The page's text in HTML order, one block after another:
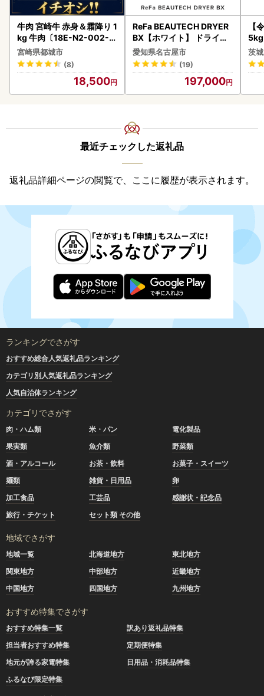
牛肉 宮崎牛 赤身＆霜降り 1
kg 牛肉〔18E-N2-002-1
kg-S4A6-CF〕
宮崎県都城市
(8)
18,500
ReFa BEAUTECH DRYER
BX【ホワイト】 ドライヤ
ー 美容 家電 ドライヤー リ
ファ
愛知県名古屋市
(19)
197,000
【
5kg
g x
町
茨
最近チェックした返礼品
返礼品詳細ページの閲覧で、ここに履歴が表示されます。
ランキングでさがす
おすすめ総合人気返礼品ランキング
カテゴリ別人気返礼品ランキング
人気自治体ランキング
カテゴリでさがす
肉・ハム類 米・パン
電化製品
果実類
魚介類
野菜類
酒・アルコール
お茶・飲料
お菓子・スイーツ
麺類
雑貨・日用品
卵
加工食品
工芸品
感謝状・記念品
旅行・チケット
セット類 その他
地域でさがす
地域一覧 北海道地方
東北地方
関東地方
中部地方
近畿地方
中国地方
四国地方 九州地方
おすすめ特集でさがす
おすすめ特集一覧
訳あり返礼品特集
担当者おすすめ特集
定期便特集
地元が誇る家電特集
日用品・消耗品特集
ふるなび限定特集